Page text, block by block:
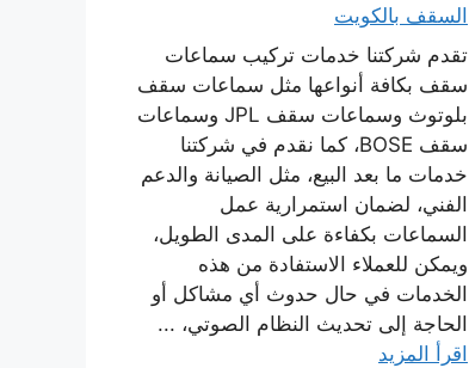
السقف بالكويت
تقدم شركتنا خدمات تركيب سماعات
سقف بكافة أنواعها مثل سماعات سقف
بلوتوث وسماعات سقف JPL وسماعات
سقف BOSE، كما نقدم في شركتنا
خدمات ما بعد البيع، مثل الصيانة والدعم
الفني، لضمان استمرارية عمل
السماعات بكفاءة على المدى الطويل،
ويمكن للعملاء الاستفادة من هذه
الخدمات في حال حدوث أي مشاكل أو
الحاجة إلى تحديث النظام الصوتي، ...
اقرأ المزيد